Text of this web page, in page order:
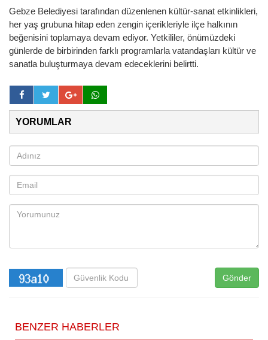
Gebze Belediyesi tarafından düzenlenen kültür-sanat etkinlikleri,
her yaş grubuna hitap eden zengin içerikleriyle ilçe halkının
beğenisini toplamaya devam ediyor. Yetkililer, önümüzdeki
günlerde de birbirinden farklı programlarla vatandaşları kültür ve
sanatla buluşturmaya devam edeceklerini belirtti.
YORUMLAR
Gönder
BENZER HABERLER